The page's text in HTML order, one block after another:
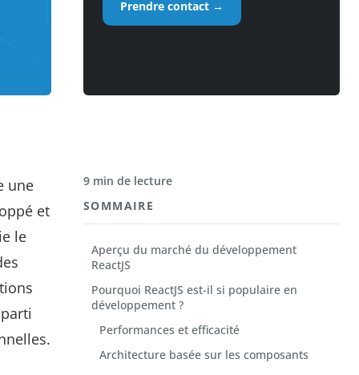
Prendre contact →
une
et
le
9 min de lecture
SOMMAIRE
Aperçu du marché du développement
ReactJS
Pourquoi ReactJS est-il si populaire en
développement ?
Performances et efficacité
Architecture basée sur les composants